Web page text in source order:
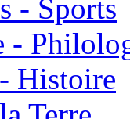
- Sports
-
Histoire